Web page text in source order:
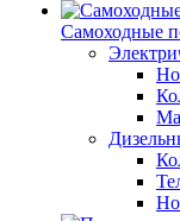
Самоходные